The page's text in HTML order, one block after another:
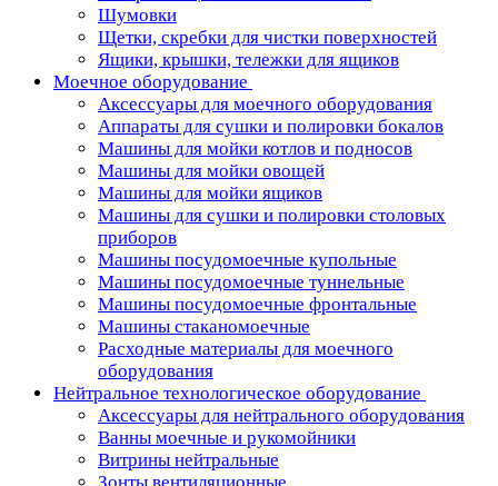
Шумовки
Щетки, скребки для чистки поверхностей
Ящики, крышки, тележки для ящиков
Моечное оборудование
Аксессуары для моечного оборудования
Аппараты для сушки и полировки бокалов
Машины для мойки котлов и подносов
Машины для мойки овощей
Машины для мойки ящиков
Машины для сушки и полировки столовых
приборов
Машины посудомоечные купольные
Машины посудомоечные туннельные
Машины посудомоечные фронтальные
Машины стаканомоечные
Расходные материалы для моечного
оборудования
Нейтральное технологическое оборудование
Аксессуары для нейтрального оборудования
Ванны моечные и рукомойники
Витрины нейтральные